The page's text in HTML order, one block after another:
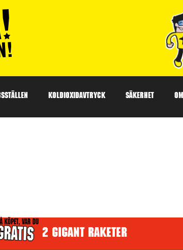
KOLDIOXIDAVTRYCK SÄKERHET
2 gigant raketer